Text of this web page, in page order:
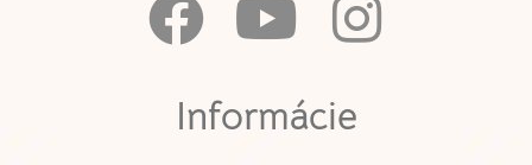
Informácie